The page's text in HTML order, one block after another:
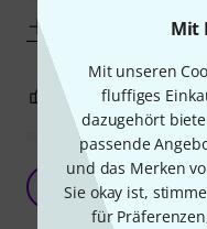
Mit
Mit unseren
fluffiges
dazugehört
passende
und das Merken
Sie okay ist,
für
0 0
Weiche Saite
cma